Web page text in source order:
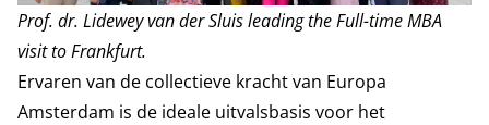
Prof. dr. Lidewey van der Sluis leading the Full-time MBA
visit to Frankfurt.
Ervaren van de collectieve kracht van Europa
Amsterdam is de ideale uitvalsbasis voor het